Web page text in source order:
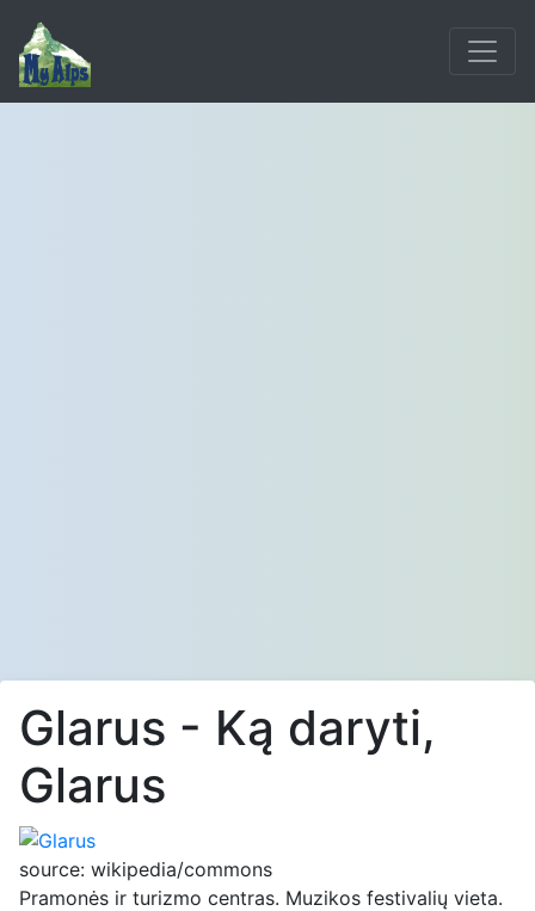
Glarus - Ką daryti,
Glarus
source: wikipedia/commons
Pramonės ir turizmo centras. Muzikos festivalių vieta.